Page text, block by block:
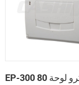
EP-300 80 مم مايكرو لوحة